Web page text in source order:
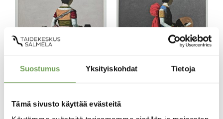
Suostumus Yksityiskohdat Tietoja
Tämä sivusto käyttää evästeitä
Draperia II (2026)
Draperia I (2026)